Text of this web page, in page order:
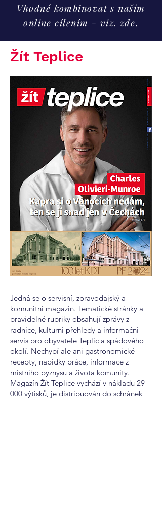
Vhodné kombinovat s naším
online cílením - viz.zde.
Žít Teplice
Jedná se o servisní, zpravodajský a
komunitní magazín. Tematické stránky a
pravidelné rubriky obsahují zprávy z
radnice, kulturní přehledy a informační
servis pro obyvatele Teplic a spádového
okolí. Nechybí ale ani gastronomické
recepty, nabídky práce, informace z
místního byznysu a života komunity.
Magazín Žít Teplice vychází v nákladu 29
000 výtisků, je distribuován do schránek